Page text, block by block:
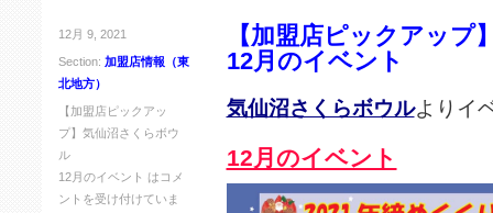
12月 9, 2021
Section: 加盟店情報（東
北地方）
【加盟店ピックアッ
プ】気仙沼さくらボウ
ル
12月のイベント は コメ
ントを受け付けていま
【加盟店ピックアップ
12月のイベント
気仙沼さくらボウルよりイ
12月のイベント